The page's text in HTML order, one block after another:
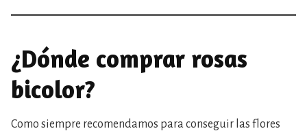
¿Dónde comprar rosas
bicolor?
Como siempre recomendamos para conseguir las flores